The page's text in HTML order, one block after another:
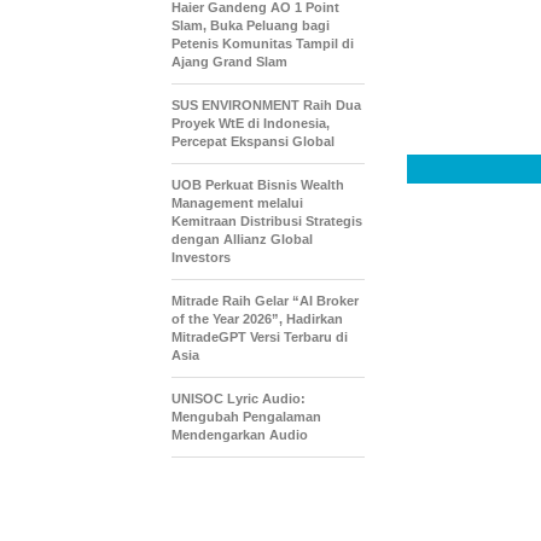
Haier Gandeng AO 1 Point
Slam, Buka Peluang bagi
Petenis Komunitas Tampil di
Ajang Grand Slam
SUS ENVIRONMENT Raih Dua
Proyek WtE di Indonesia,
Percepat Ekspansi Global
UOB Perkuat Bisnis Wealth
Management melalui
Kemitraan Distribusi Strategis
dengan Allianz Global
Investors
Mitrade Raih Gelar “AI Broker
of the Year 2026”, Hadirkan
MitradeGPT Versi Terbaru di
Asia
UNISOC Lyric Audio:
Mengubah Pengalaman
Mendengarkan Audio